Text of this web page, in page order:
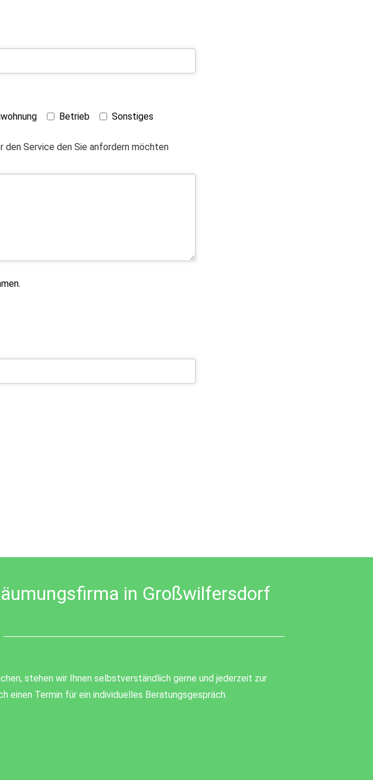
Betrieb Sonstiges
den Service den Sie anfordern möchten
in Großwilfersdorf
stehen wir Ihnen selbstverständlich gerne und jederzeit zur
einen Termin für ein individuelles Beratungsgespräch.